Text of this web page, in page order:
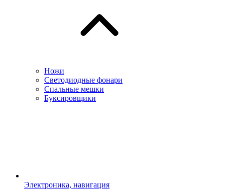
Ножи
Светодиодные фонари
Спальные мешки
Буксировщики
Электроника, навигация